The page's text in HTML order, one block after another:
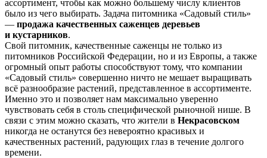
ассортимент, чтобы как можно большему числу клиентов
было из чего выбирать. Задача питомника «Садовый стиль»
— продажа качественных саженцев деревьев
и кустарников.
Свой питомник, качественные саженцы не только из
питомников Российской Федерации, но и из Европы, а также
огромный опыт работы способствуют тому, что компании
«Садовый стиль» совершенно ничто не мешает выращивать
всё разнообразие растений, представленное в ассортименте.
Именно это и позволяет нам максимально уверенно
чувствовать себя в столь специфической рыночной нише. В
связи с этим можно сказать, что жители в Некрасовском
никогда не останутся без невероятно красивых и
качественных растений, радующих глаз в течение долгого
времени.